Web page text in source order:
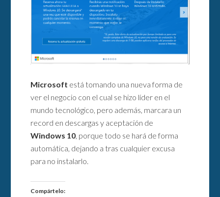
Microsoft está tomando una nueva forma de
ver el negocio con el cual se hizo líder en el
mundo tecnológico, pero además, marcara un
record en descargas y aceptación de
Windows 10 , porque todo se hará de forma
automática, dejando a tras cualquier excusa
para no instalarlo.
Compártelo: